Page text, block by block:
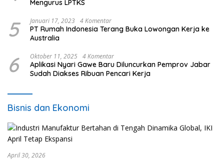
Mengurus LPTKS
5 Januari 17, 2023 4 Komentar
PT Rumah Indonesia Terang Buka Lowongan Kerja ke
Australia
6 Oktober 11, 2025 4 Komentar
Aplikasi Nyari Gawe Baru Diluncurkan Pemprov Jabar
Sudah Diakses Ribuan Pencari Kerja
Bisnis dan Ekonomi
April 30, 2026